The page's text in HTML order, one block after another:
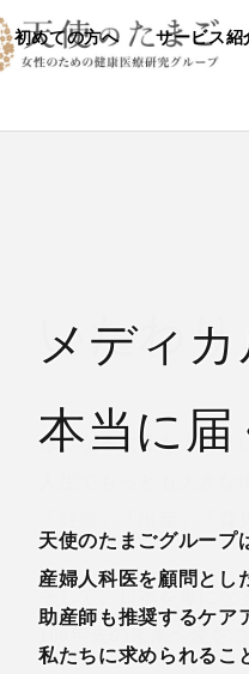
初めての方へ サービス紹
メディカ
本当に届
天使のたまごグループ
産婦人科医を顧問とし
助産師も推奨するケア
私たちに求められるこ